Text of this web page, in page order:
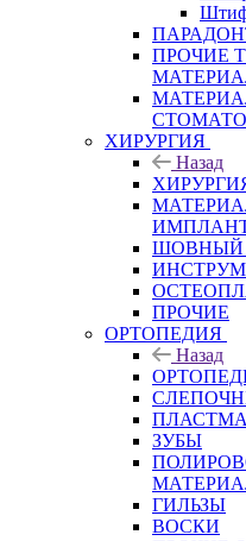
ПРОЧИЕ
ХИРУРГИЯ
Назад
ШОВНЫЙ
ПРОЧИЕ
ОРТОПЕДИЯ
Назад
ЗУБЫ
ГИЛЬЗЫ
ВОСКИ